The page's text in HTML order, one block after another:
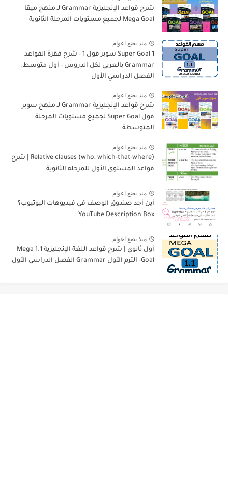
شرح قواعد الإنجليزية Grammar لـ منهج ميقا
Mega Goal لجميع مستويات المرحلة الثانوية
منذ بضع اعوام
Super Goal 1 سوبر قول 1 - شرح فقرة القواعد
Grammar بالعربي لكل الدروس - أول متوسط,
الفصل الدراسي الأول
منذ بضع اعوام
شرح قواعد الإنجليزية Grammar لـ منهج سوبر
قول Super Goal لجميع مستويات المرحلة
المتوسطة
منذ بضع اعوام
Relative clauses (who, which-that-where) | شرح
قواعد المستوى الأول للمرحلة الثانوية
منذ بضع اعوام
أين أجد صندوق الوصف في فيديوهات اليوتيوب؟
YouTube Description Box
منذ بضع اعوام
أول ثانوي | شرح قواعد اللغة الإنجليزية 1.1 Mega
Goal- الترم الأول Grammar الفصل الدراسي الأول